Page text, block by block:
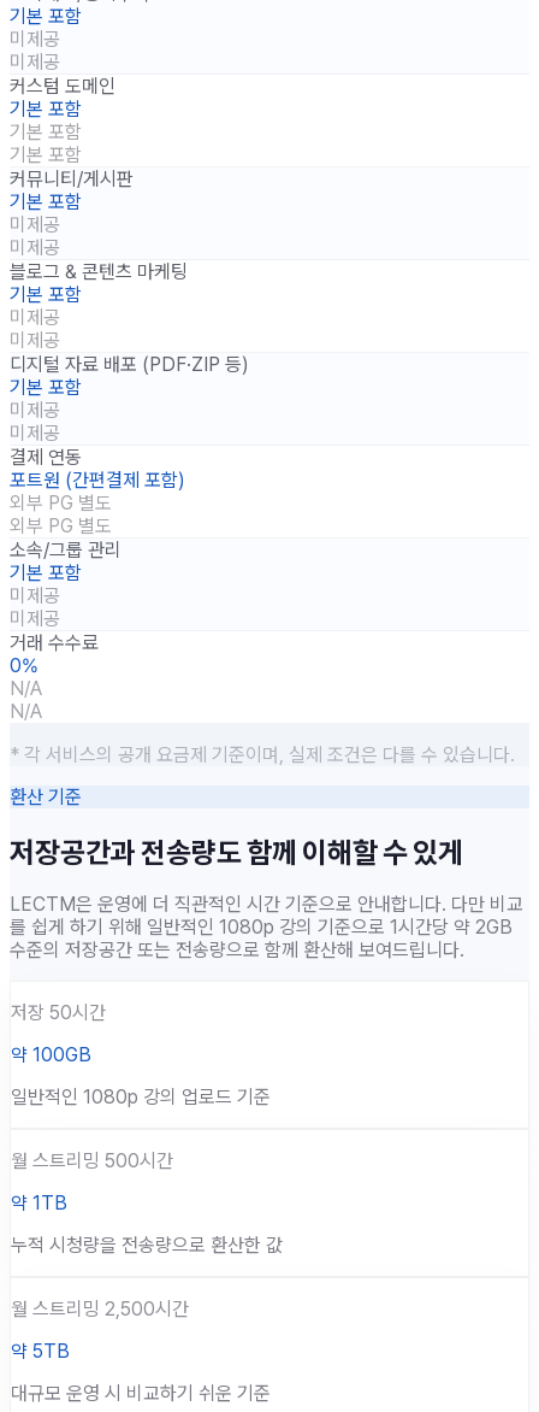
기본 포함
미제공
미제공
커스텀 도메인
기본 포함
기본 포함
기본 포함
커뮤니티/게시판
기본 포함
미제공
미제공
블로그 & 콘텐츠 마케팅
기본 포함
미제공
미제공
디지털 자료 배포 (PDF·ZIP 등)
기본 포함
미제공
미제공
결제 연동
포트원 (간편결제 포함)
외부 PG 별도
외부 PG 별도
소속/그룹 관리
기본 포함
미제공
미제공
거래 수수료
0%
N/A
N/A
* 각 서비스의 공개 요금제 기준이며, 실제 조건은 다를 수 있습니다.
환산 기준
저장공간과 전송량도 함께 이해할 수 있게
LECTM은 운영에 더 직관적인 시간 기준으로 안내합니다. 다만 비교
를 쉽게 하기 위해 일반적인 1080p 강의 기준으로 1시간당 약 2GB
수준의 저장공간 또는 전송량으로 함께 환산해 보여드립니다.
저장 50시간
약 100GB
일반적인 1080p 강의 업로드 기준
월 스트리밍 500시간
약 1TB
누적 시청량을 전송량으로 환산한 값
월 스트리밍 2,500시간
약 5TB
대규모 운영 시 비교하기 쉬운 기준